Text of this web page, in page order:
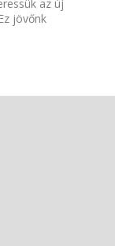
az új
jövőnk